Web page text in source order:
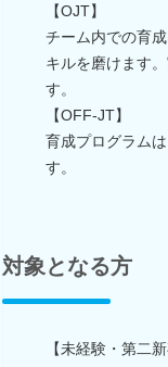
【OJT】
チーム内での育
キルを磨けます
す。
【OFF-JT】
育成プログラム
す。
対象となる方
【未経験・第二